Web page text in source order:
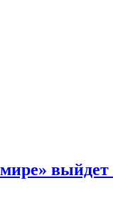
выйдет